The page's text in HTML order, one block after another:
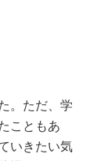
。ただ、学
こともあ
いきたい気